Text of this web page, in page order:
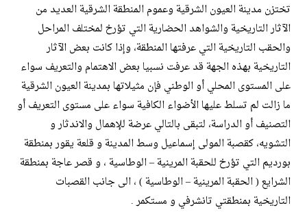
تختزن مدينة العيون الشرقية وعموم المنطقة الشرقية العديد من
الآثار التاريخية والشواهد الحضارية التي تؤرخ لمختلف المراحل
والحقب التاريخية التي عرفتها المنطقة، وإذا كانت بعض الآثار
التاريخية بهذه الجهة قد عرفت نسبيا بعض الاهتمام والتعريف سواء
على المستوى المحلي أو الوطني فإن مثيلاتها بمدينة العيون الشرقية
ما زالت لم تسلط عليها الأضواء الكافية سواء على مستوى التعريف أو
التصنيف أو الدراسة، لتبقى بالتالي عرضة للإهمال والاندثار و
التشويه، كقصبة المولى إسماعيل وسط المدينة و قلعة يقور بمنطقة
بورديم التي تؤرخ للحقبة المرينية – الوطاسية ، و قصر عاجة بمنطقة
الشرايع ( الحقبة المرينية – الوطاسية ) ، الى جانب القصبات
التاريخية بمنطقتي تانشرفي و مستكمر .